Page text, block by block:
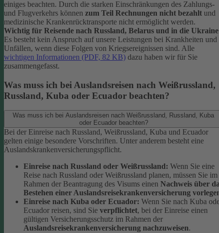
einiges beachten. Durch die starken Einschränkungen des Zahlungs-
und Flugverkehrs können zum Teil Rechnungen nicht bezahlt und
medizinische Krankenrücktransporte nicht ermöglicht werden.
Wichtig für Reisende nach Russland, Belarus und in die
Es besteht kein Anspruch auf unsere Leistungen bei Krankheiten und
Unfällen, wenn diese Folgen von Kriegsereignissen sind. Alle
wichtigen Informationen (PDF, 82 KB) dazu haben wir für Sie
zusammengefasst.
Was muss ich bei Auslandsreisen nach Weißrussland,
Russland, Kuba oder Ecuador beachten?
Was muss ich bei Auslandsreisen nach Weißrussland, Russland, Kuba
oder Ecuador beachten?
Bei der Einreise nach Russland, Weißrussland, Kuba und Ecuador
gelten einige besondere Vorschriften. Unter anderem besteht eine
Auslandskrankenversicherungspflicht.
Einreise nach Russland oder Weißrussland: Wenn Sie eine
Reise nach Russland oder Weißrussland planen, müssen Sie im
Rahmen der Beantragung des Visums einen Nachweis über
Bestehen einer Auslandsreisekrankenversicherung
Einreise nach Kuba oder Ecuador: Wenn Sie nach Kuba
Ecuador reisen, sind Sie verpflichtet, bei der Einreise einen
gültigen Versicherungsschutz im Rahmen der
Auslandsreisekrankenversicherung nachzuweisen.